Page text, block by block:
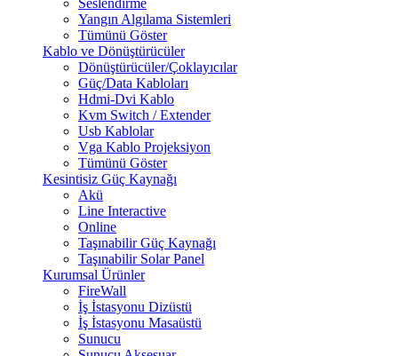
Seslendirme
Yangın Algılama Sistemleri
Tümünü Göster
Kablo ve Dönüştürücüler
Dönüştürücüler/Çoklayıcılar
Güç/Data Kabloları
Hdmi-Dvi Kablo
Kvm Switch / Extender
Usb Kablolar
Vga Kablo Projeksiyon
Tümünü Göster
Kesintisiz Güç Kaynağı
Akü
Line Interactive
Online
Taşınabilir Güç Kaynağı
Taşınabilir Solar Panel
Kurumsal Ürünler
FireWall
İş İstasyonu Dizüstü
İş İstasyonu Masaüstü
Sunucu